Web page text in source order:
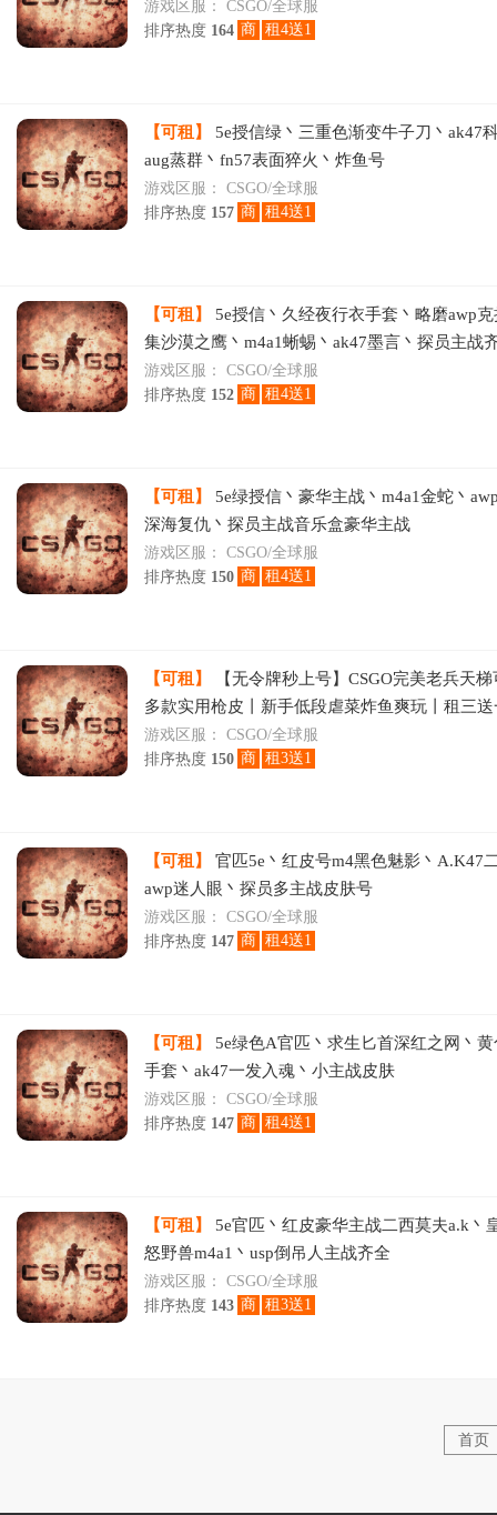
游戏区服： CSGO/全球服
排序热度 164 商 租4送1
【可租】
5e授信绿丶三重色渐变牛子刀丶ak47
aug蒸群丶fn57表面猝火丶炸鱼号
游戏区服： CSGO/全球服
排序热度 157 商 租4送1
【可租】
5e授信丶久经夜行衣手套丶略磨awp
集沙漠之鹰丶m4a1蜥蜴丶ak47墨言丶探员主战
游戏区服： CSGO/全球服
排序热度 152 商 租4送1
【可租】
5e绿授信丶豪华主战丶m4a1金蛇丶
深海复仇丶探员主战音乐盒豪华主战
游戏区服： CSGO/全球服
排序热度 150 商 租4送1
【可租】
【无令牌秒上号】CSGO完美老兵天
多款实用枪皮丨新手低段虐菜炸鱼爽玩丨租三
下线
游戏区服： CSGO/全球服
排序热度 150 商 租3送1
【可租】
官匹5e丶红皮号m4黑色魅影丶A.K47
awp迷人眼丶探员多主战皮肤号
游戏区服： CSGO/全球服
排序热度 147 商 租4送1
【可租】
5e绿色A官匹丶求生匕首深红之网丶
手套丶ak47一发入魂丶小主战皮肤
游戏区服： CSGO/全球服
排序热度 147 商 租4送1
【可租】
5e官匹丶红皮豪华主战二西莫夫a.k丶
怒野兽m4a1丶usp倒吊人主战齐全
游戏区服： CSGO/全球服
排序热度 143 商 租3送1
首页